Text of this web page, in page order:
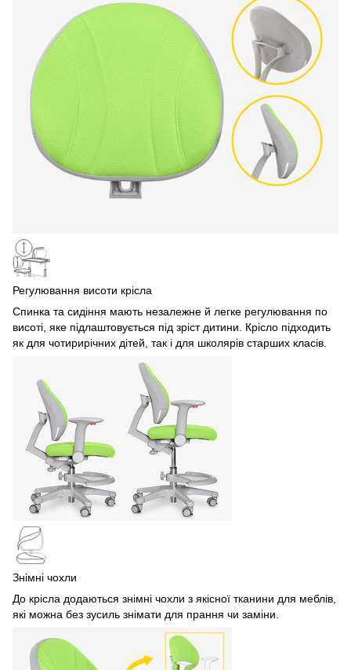
Регулювання висоти крісла
Спинка та сидіння мають незалежне й легке регулювання по
висоті, яке підлаштовується під зріст дитини. Крісло підходить
як для чотирирічних дітей, так і для школярів старших класів.
Знімні чохли
До крісла додаються знімні чохли з якісної тканини для меблів,
які можна без зусиль знімати для прання чи заміни.